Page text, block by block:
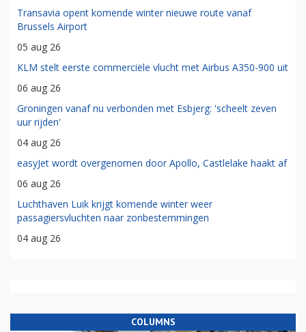
Transavia opent komende winter nieuwe route vanaf
Brussels Airport
05 aug 26
KLM stelt eerste commerciële vlucht met Airbus A350-900 uit
06 aug 26
Groningen vanaf nu verbonden met Esbjerg: 'scheelt zeven
uur rijden'
04 aug 26
easyJet wordt overgenomen door Apollo, Castlelake haakt af
06 aug 26
Luchthaven Luik krijgt komende winter weer
passagiersvluchten naar zonbestemmingen
04 aug 26
COLUMNS